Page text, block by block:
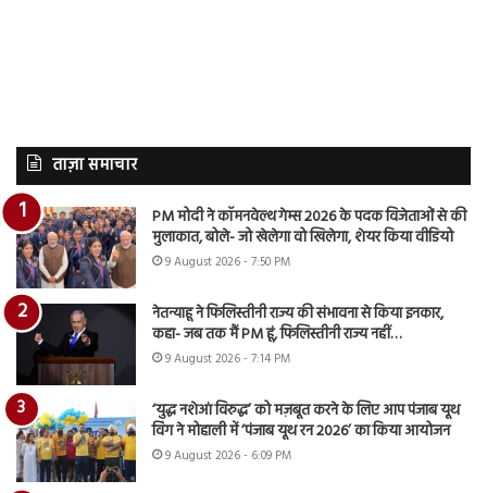
ताज़ा समाचार
PM मोदी ने कॉमनवेल्थ गेम्स 2026 के पदक विजेताओं से की
मुलाकात, बोले- जो खेलेगा वो खिलेगा, शेयर किया वीडियो
9 August 2026 - 7:50 PM
नेतन्याहू ने फिलिस्तीनी राज्य की संभावना से किया इनकार,
कहा- जब तक मैं PM हूं, फिलिस्तीनी राज्य नहीं…
9 August 2026 - 7:14 PM
‘युद्ध नशेआं विरुद्ध’ को मज़बूत करने के लिए आप पंजाब यूथ
विंग ने मोहाली में ‘पंजाब यूथ रन 2026’ का किया आयोजन
9 August 2026 - 6:09 PM